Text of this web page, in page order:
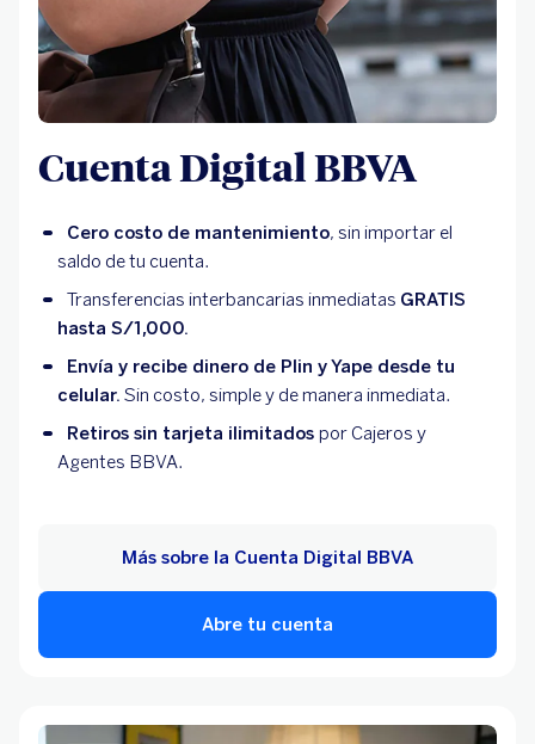
Cuenta Digital BBVA
Cero costo de mantenimiento, sin importar el
saldo de tu cuenta.
Transferencias interbancarias inmediatas GRATIS
hasta S/1,000.
Envía y recibe dinero de Plin y Yape desde tu
celular. Sin costo, simple y de manera inmediata.
Retiros sin tarjeta ilimitados por Cajeros y
Agentes BBVA.
Abre tu cuenta
Más sobre la Cuenta Digital BBVA